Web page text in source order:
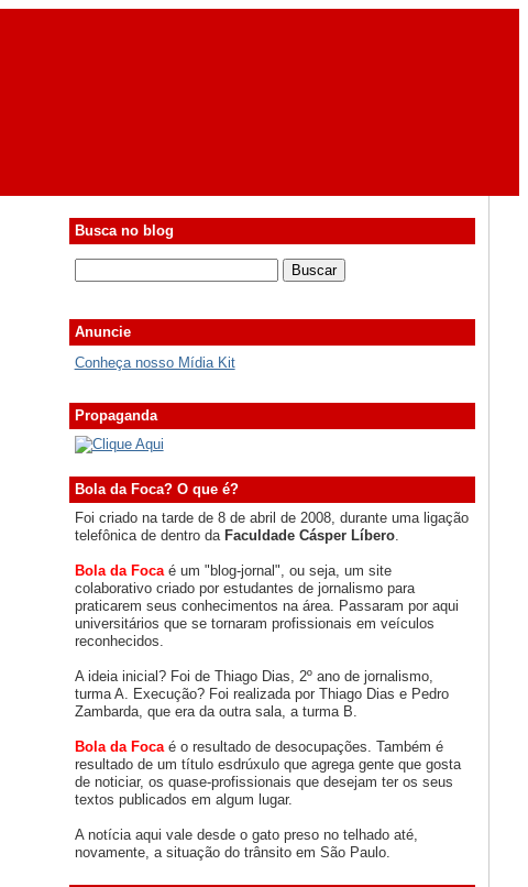
Busca no blog
Anuncie
Conheça nosso Mídia Kit
Propaganda
Bola da Foca? O que é?
Foi criado na tarde de 8 de abril de 2008, durante uma ligação
telefônica de dentro da Faculdade Cásper Líbero.
Bola da Foca é um "blog-jornal", ou seja, um site
colaborativo criado por estudantes de jornalismo para
praticarem seus conhecimentos na área. Passaram por aqui
universitários que se tornaram profissionais em veículos
reconhecidos.
A ideia inicial? Foi de Thiago Dias, 2º ano de jornalismo,
turma A. Execução? Foi realizada por Thiago Dias e Pedro
Zambarda, que era da outra sala, a turma B.
Bola da Focaé o resultado de desocupações. Também é
resultado de um título esdrúxulo que agrega gente que gosta
de noticiar, os quase-profissionais que desejam ter os seus
textos publicados em algum lugar.
A notícia aqui vale desde o gato preso no telhado até,
novamente, a situação do trânsito em São Paulo.